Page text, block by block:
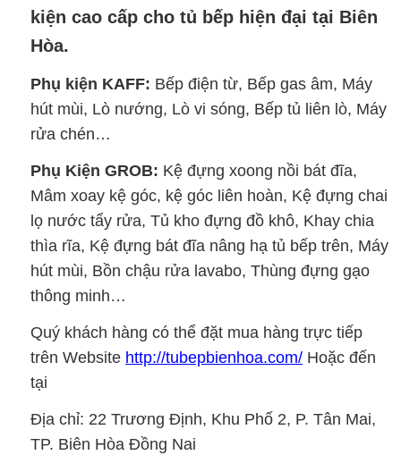
kiện cao cấp cho tủ bếp hiện đại tại Biên
Hòa.
Phụ kiện KAFF: Bếp điện từ, Bếp gas âm, Máy
hút mùi, Lò nướng, Lò vi sóng, Bếp tủ liên lò, Máy
rửa chén…
Phụ Kiện GROB: Kệ đựng xoong nồi bát đĩa,
Mâm xoay kệ góc, kệ góc liên hoàn, Kệ đựng chai
lọ nước tẩy rửa, Tủ kho đựng đồ khô, Khay chia
thìa rĩa, Kệ đựng bát đĩa nâng hạ tủ bếp trên, Máy
hút mùi, Bồn chậu rửa lavabo, Thùng đựng gạo
thông minh…
Quý khách hàng có thể đặt mua hàng trực tiếp
trên Website http://tubepbienhoa.com/ Hoặc đến
tại
Địa chỉ: 22 Trương Định, Khu Phố 2, P. Tân Mai,
TP. Biên Hòa Đồng Nai